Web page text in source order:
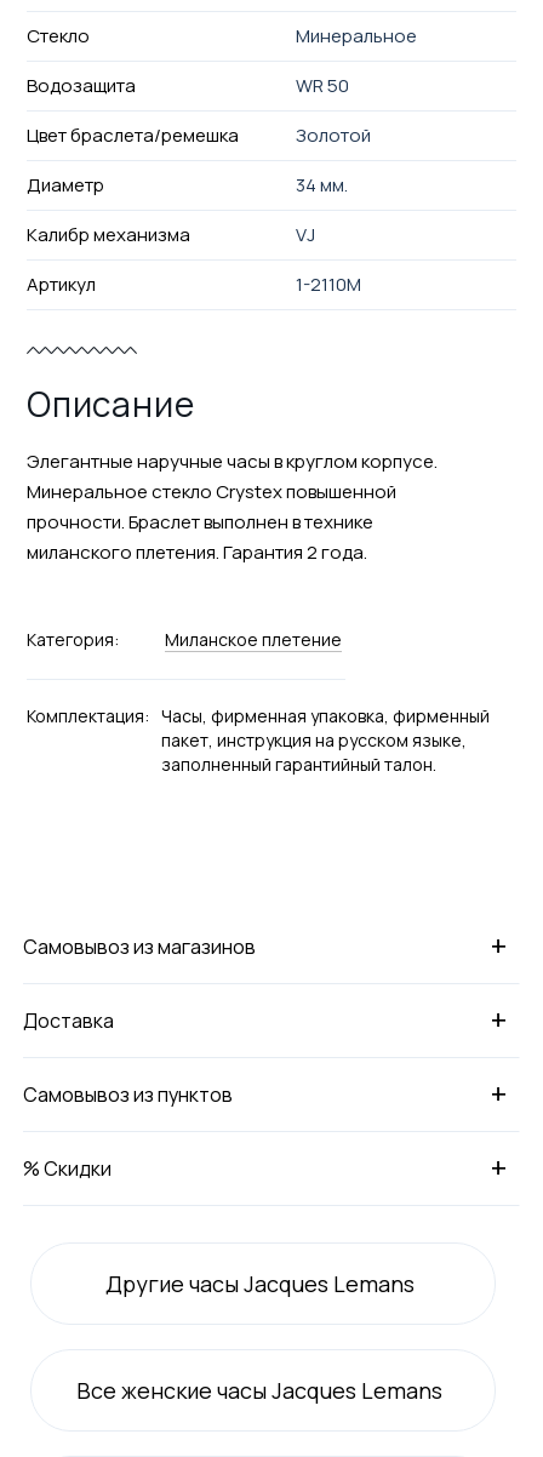
Стекло
Минеральное
Водозащита
WR 50
Цвет браслета/ремешка
Золотой
Диаметр
34 мм.
Калибр механизма
VJ
Артикул
1-2110M
Описание
Элегантные наручные часы в круглом корпусе.
Минеральное стекло Crystex повышенной
прочности. Браслет выполнен в технике
миланского плетения. Гарантия 2 года.
Категория: Миланское плетение
Комплектация: Часы, фирменная упаковка, фирменный
пакет, инструкция на русском языке,
заполненный гарантийный талон.
+
Самовывоз из магазинов
+
Доставка
+
Самовывоз из пунктов
+
% Скидки
Другие часы Jacques Lemans
Всеженские часы Jacques Lemans